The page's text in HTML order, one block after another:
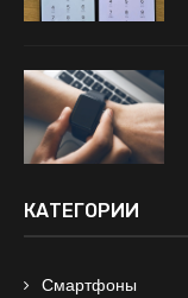
КАТЕГОРИИ
Смартфоны